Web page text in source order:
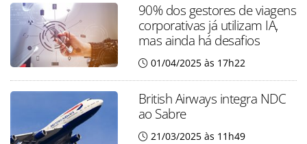
90% dos gestores de viagens
corporativas já utilizam IA,
mas ainda há desafios
01/04/2025 às 17h22
British Airways integra NDC
ao Sabre
21/03/2025 às 11h49